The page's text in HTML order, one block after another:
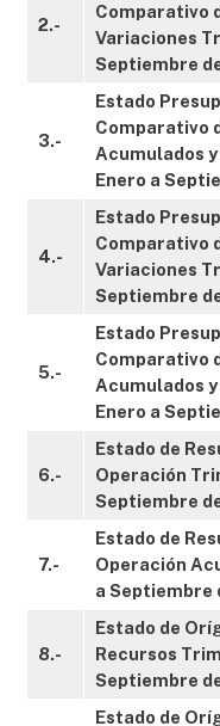
2.-
Comparativo
Variaciones
Septiembre
3.-
Estado
Comparativo
Acumulados
Enero a
4.-
Estado
Comparativo
Variaciones
Septiembre
5.-
Estado
Comparativo
Acumulados
Enero a
6.-
Estado de
Operación
Septiembre
7.-
Estado de
Operación
a Septiembre
8.-
Estado de
Recursos
Septiembre
Estado de